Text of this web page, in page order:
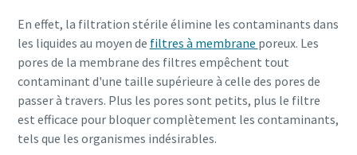
En savoir plus
En effet, la filtration stérile élimine les contaminants dans
les liquides au moyen de filtres à membrane poreux. Les
pores de la membrane des filtres empêchent tout
contaminant d'une taille supérieure à celle des pores de
passer à travers. Plus les pores sont petits, plus le filtre
est efficace pour bloquer complètement les contaminants,
tels que les organismes indésirables.
confidentialité.
J'ai lu et j'accepte la
politique de confidentialité
Valider